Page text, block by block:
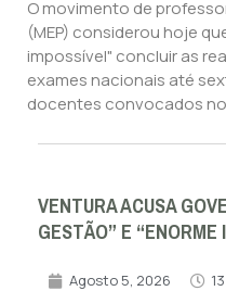
O movimento de
(MEP) considerou hoje
impossível" concluir as
exames nacionais até
docentes convocados
VENTURA ACUSA
GESTÃO” E
Agosto 5, 2026